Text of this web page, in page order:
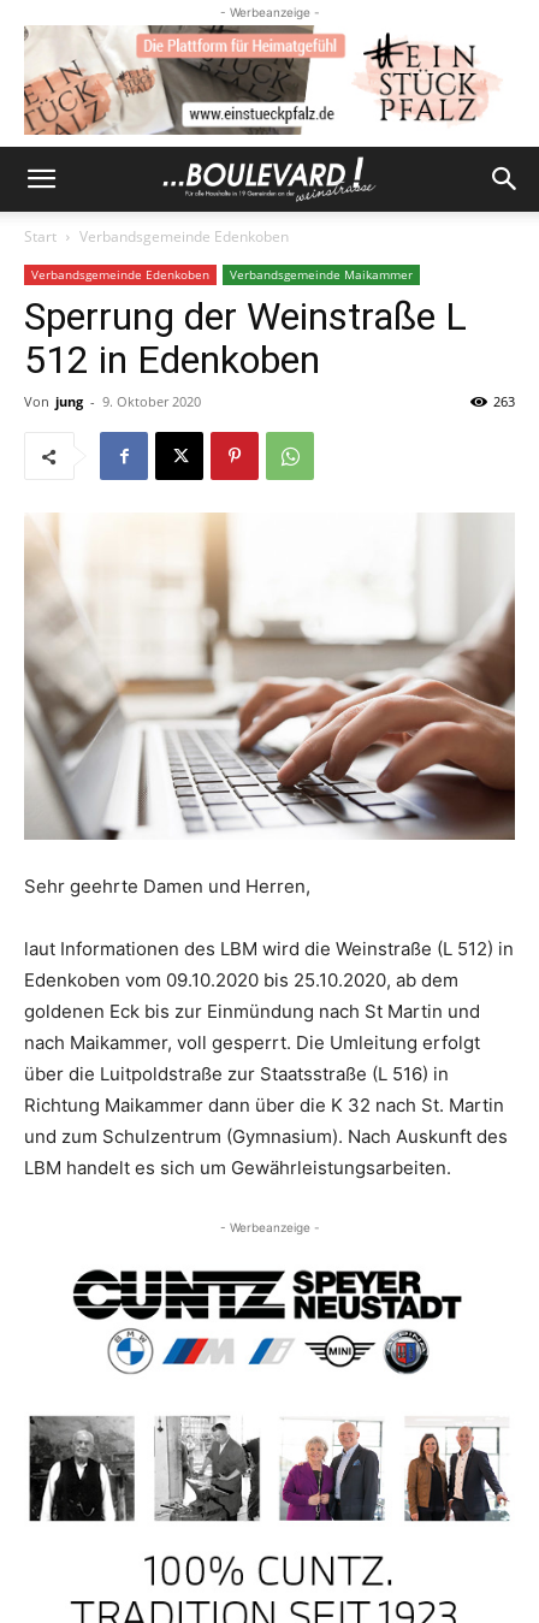
- Werbeanzeige -
Start Verbandsgemeinde Edenkoben
Verbandsgemeinde Edenkoben Verbandsgemeinde Maikammer
Sperrung der Weinstraße L
512 in Edenkoben
Von jung - 9. Oktober 2020 263
Sehr geehrte Damen und Herren,
laut Informationen des LBM wird die Weinstraße (L 512) in
Edenkoben vom 09.10.2020 bis 25.10.2020, ab dem
goldenen Eck bis zur Einmündung nach St Martin und
nach Maikammer, voll gesperrt. Die Umleitung erfolgt
über die Luitpoldstraße zur Staatsstraße (L 516) in
Richtung Maikammer dann über die K 32 nach St. Martin
und zum Schulzentrum (Gymnasium). Nach Auskunft des
LBM handelt es sich um Gewährleistungsarbeiten.
- Werbeanzeige -